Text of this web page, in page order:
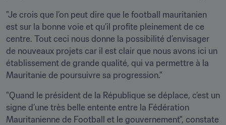
"Je crois que l’on peut dire que le football mauritanien
est sur la bonne voie et qu’il profite pleinement de ce
centre. Tout ceci nous donne la possibilité d’envisager
de nouveaux projets car il est clair que nous avons ici un
établissement de grande qualité, qui va permettre à la
Mauritanie de poursuivre sa progression."
"Quand le président de la République se déplace, c’est un
signe d’une très belle entente entre la Fédération
Mauritanienne de Football et le gouvernement", constate